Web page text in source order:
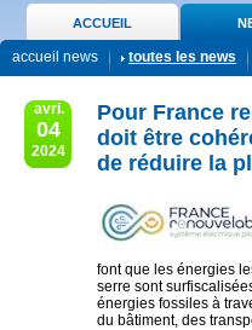
ACCUEIL
accueil news toutes les news
avri.
04
2024
Pour France
doit être
de réduire la
font que les énergies
serre sont
énergies fossiles à
du bâtiment, des